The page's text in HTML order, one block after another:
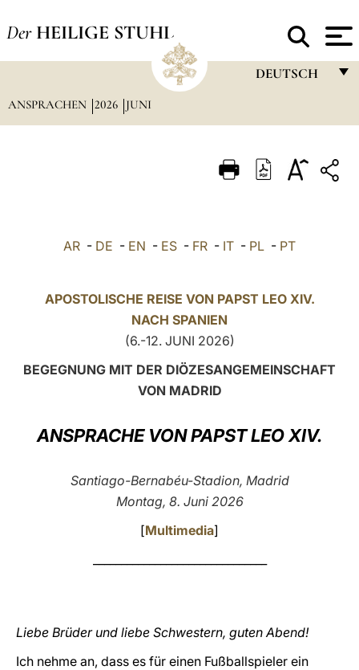
Der HEILIGE STUHL
DEUTSCH
ITALIANO
POLSKI
ANSPRACHEN 2026 JUNI
AR - DE - EN - ES - FR - IT - PL - PT
APOSTOLISCHE REISE VON PAPST LEO XIV.
NACH SPANIEN
(6.-12. JUNI 2026)
BEGEGNUNG MIT DER DIÖZESANGEMEINSCHAFT
VON MADRID
ANSPRACHE VON PAPST LEO XIV.
Santiago-Bernabéu-Stadion, Madrid
Montag, 8. Juni 2026
[Multimedia]
Liebe Brüder und liebe Schwestern, guten Abend!
Ich nehme an, dass es für einen Fußballspieler ein